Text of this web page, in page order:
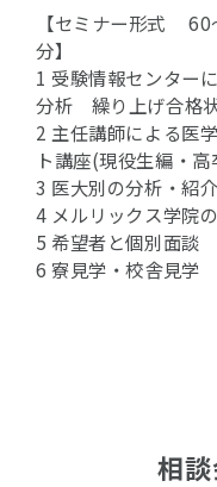
【セミナー形式 60
分】
1 受験情報センター
分析 繰り上げ合格
2 主任講師による医
ト講座(現役生編・高
3 医大別の分析・紹介
4 メルリックス学院
5 希望者と個別面談
6 寮見学・校舎見学
相